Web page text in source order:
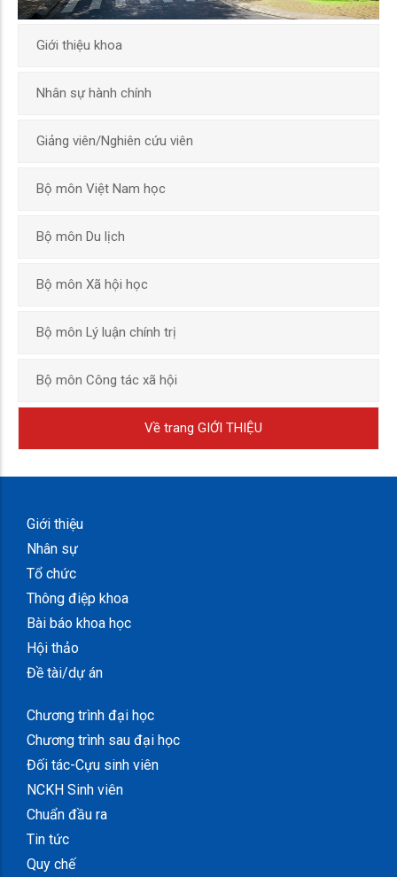
Giới thiệu khoa
Nhân sự hành chính
Giảng viên/Nghiên cứu viên
Bộ môn Việt Nam học
Bộ môn Du lịch
Bộ môn Xã hội học
Bộ môn Lý luận chính trị
Bộ môn Công tác xã hội
Về trang GIỚI THIỆU
Giới thiệu
Nhân sự
Tổ chức
Thông điệp khoa
Bài báo khoa học
Hội thảo
Đề tài/dự án
Chương trình đại học
Chương trình sau đại học
Đối tác-Cựu sinh viên
NCKH Sinh viên
Chuẩn đầu ra
Tin tức
Quy chế